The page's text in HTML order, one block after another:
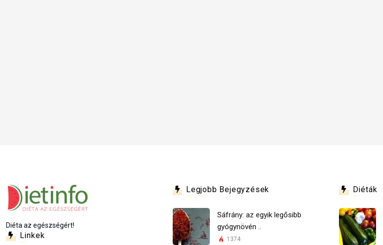
Diéta az egészségért!
Linkek
Legjobb Bejegyzések
Sáfrány: az egyik legősibb
gyógynövén ..
1374
Diéták